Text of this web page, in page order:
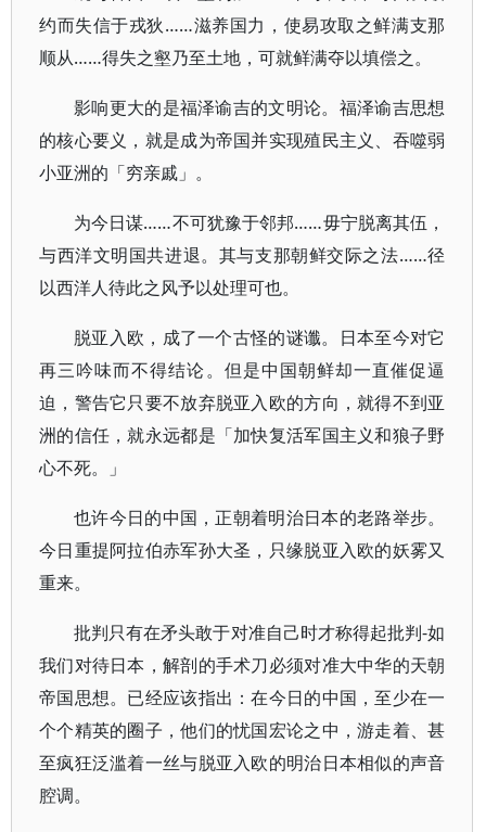
约而失信于戎狄……滋养国力，使易攻取之鲜满支那
顺从……得失之壑乃至土地，可就鲜满夺以填偿之。
影响更大的是福泽谕吉的文明论。福泽谕吉思想
的核心要义，就是成为帝国并实现殖民主义、吞噬弱
小亚洲的「穷亲戚」。
为今日谋……不可犹豫于邻邦……毋宁脱离其伍，
与西洋文明国共进退。其与支那朝鲜交际之法……径
以西洋人待此之风予以处理可也。
脱亚入欧，成了一个古怪的谜谶。日本至今对它
再三吟味而不得结论。但是中国朝鲜却一直催促逼
迫，警告它只要不放弃脱亚入欧的方向，就得不到亚
洲的信任，就永远都是「加快复活军国主义和狼子野
心不死。」
也许今日的中国，正朝着明治日本的老路举步。
今日重提阿拉伯赤军孙大圣，只缘脱亚入欧的妖雾又
重来。
批判只有在矛头敢于对准自己时才称得起批判-如
我们对待日本，解剖的手术刀必须对准大中华的天朝
帝国思想。已经应该指出：在今日的中国，至少在一
个个精英的圈子，他们的忧国宏论之中，游走着、甚
至疯狂泛滥着一丝与脱亚入欧的明治日本相似的声音
腔调。